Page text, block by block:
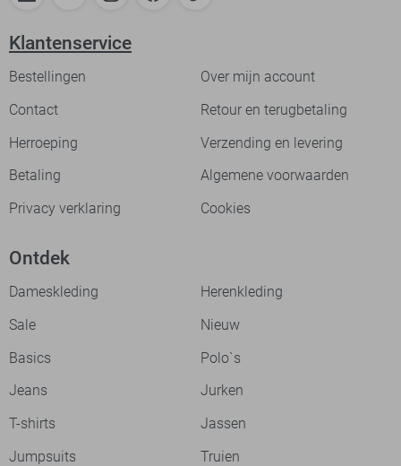
Klantenservice
Bestellingen
Over mijn account
Contact
Retour en terugbetaling
Herroeping
Verzending en levering
Betaling
Algemene voorwaarden
Privacy verklaring
Cookies
Ontdek
Dameskleding
Herenkleding
Sale
Nieuw
Basics
Polo`s
Jeans
Jurken
T-shirts
Jassen
Jumpsuits
Truien